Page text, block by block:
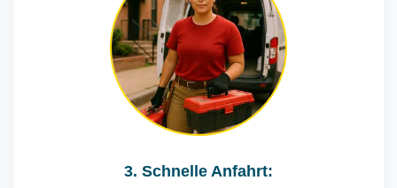
3. Schnelle Anfahrt: